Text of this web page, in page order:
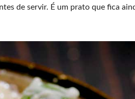
de servir. É um prato que fica